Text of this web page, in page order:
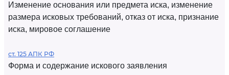
Изменение основания или предмета иска, изменение
размера исковых требований, отказ от иска, признание
иска, мировое соглашение
ст. 125 АПК РФ
Форма и содержание искового заявления